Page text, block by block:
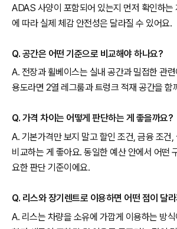
ADAS 사양이 포함되어 있는지 먼저 확인하는
에 따라 실제 체감 안전성은 달라질 수 있어요.
Q. 공간은 어떤 기준으로 비교해야 하나요?
A. 전장과 휠베이스는 실내 공간과 밀접한 관
용도라면 2열 레그룸과 트렁크 적재 공간을 함
Q. 가격 차이는 어떻게 판단하는 게 좋을까요?
A. 기본가격만 보지 말고 할인 조건, 금융 조건,
비교하는 게 좋아요. 동일한 예산 안에서 어떤
요한 판단 기준이에요.
Q. 리스와 장기렌트로 이용하면 어떤 점이 달
A. 리스는 차량을 소유에 가깝게 이용하는 방